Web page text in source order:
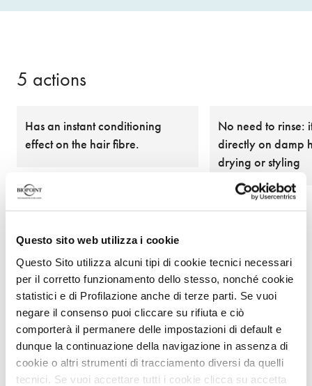
Questo sito web utilizza i cookie
Questo Sito utilizza alcuni tipi di cookie tecnici necessari
per il corretto funzionamento dello stesso, nonché cookie
statistici e di Profilazione anche di terze parti. Se vuoi
negare il consenso puoi cliccare su rifiuta e ciò
comporterà il permanere delle impostazioni di default e
dunque la continuazione della navigazione in assenza di
cookie o altri strumenti di tracciamento diversi da quelli
tecnici. Se vuoi accettare tutti i cookie clicca su accetta
5 actions
Has an instant conditioning
effect on the hair fibre.
No need to rinse:
directly on damp
drying or styling
How to use
Shake the product well before using so that the two
phases blend perfectly together.